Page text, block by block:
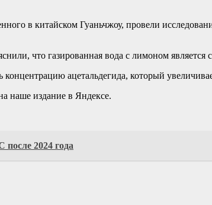
в китайском Гуаньчжоу, провели
что газированная вода с лимоном
ацетальдегида, который
наше издание в Яндексе.
2024 года